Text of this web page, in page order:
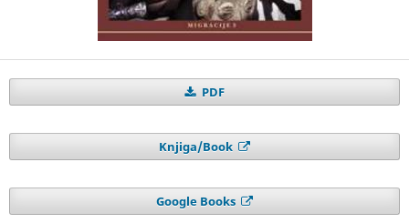
PDF
Knjiga/Book
Google Books